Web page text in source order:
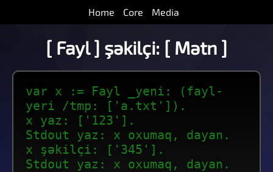
Home Core Media
[ Fayl ] şəkilçi: [ Mətn ]
var x := Fayl _yeni: (fayl-
yeri /tmp: ['a.txt']).
x yaz: ['123'].
Stdout yaz: x oxumaq, dayan.
x şəkilçi: ['345'].
Stdout yaz: x oxumaq, dayan.